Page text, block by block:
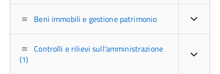
Beni immobili e gestione patrimonio
Controlli e rilievi sull'amministrazione
(1)